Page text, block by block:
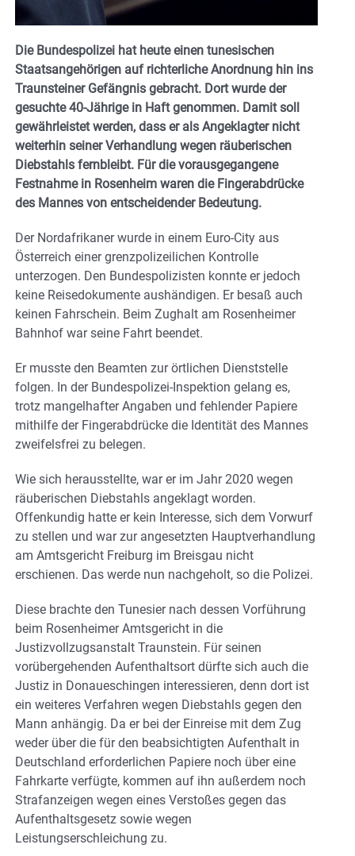
Die Bundespolizei hat heute einen tunesischen
Staatsangehörigen auf richterliche Anordnung hin ins
Traunsteiner Gefängnis gebracht. Dort wurde der
gesuchte 40-Jährige in Haft genommen. Damit soll
gewährleistet werden, dass er als Angeklagter nicht
weiterhin seiner Verhandlung wegen räuberischen
Diebstahls fernbleibt. Für die vorausgegangene
Festnahme in Rosenheim waren die Fingerabdrücke
des Mannes von entscheidender Bedeutung.
Der Nordafrikaner wurde in einem Euro-City aus
Österreich einer grenzpolizeilichen Kontrolle
unterzogen. Den Bundespolizisten konnte er jedoch
keine Reisedokumente aushändigen. Er besaß auch
keinen Fahrschein. Beim Zughalt am Rosenheimer
Bahnhof war seine Fahrt beendet.
Er musste den Beamten zur örtlichen Dienststelle
folgen. In der Bundespolizei-Inspektion gelang es,
trotz mangelhafter Angaben und fehlender Papiere
mithilfe der Fingerabdrücke die Identität des Mannes
zweifelsfrei zu belegen.
Wie sich herausstellte, war er im Jahr 2020 wegen
räuberischen Diebstahls angeklagt worden.
Offenkundig hatte er kein Interesse, sich dem Vorwurf
zu stellen und war zur angesetzten Hauptverhandlung
am Amtsgericht Freiburg im Breisgau nicht
erschienen. Das werde nun nachgeholt, so die Polizei.
Diese brachte den Tunesier nach dessen Vorführung
beim Rosenheimer Amtsgericht in die
Justizvollzugsanstalt Traunstein. Für seinen
vorübergehenden Aufenthaltsort dürfte sich auch die
Justiz in Donaueschingen interessieren, denn dort ist
ein weiteres Verfahren wegen Diebstahls gegen den
Mann anhängig. Da er bei der Einreise mit dem Zug
weder über die für den beabsichtigten Aufenthalt in
Deutschland erforderlichen Papiere noch über eine
Fahrkarte verfügte, kommen auf ihn außerdem noch
Strafanzeigen wegen eines Verstoßes gegen das
Aufenthaltsgesetz sowie wegen
Leistungserschleichung zu.